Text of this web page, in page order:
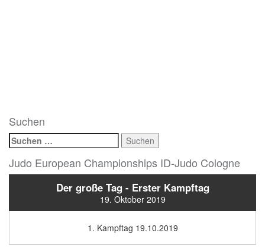
Suchen
Suchen
nach:
Judo European Championships ID-Judo Cologne
Der große Tag - Erster Kampftag
19. Oktober 2019
1. Kampftag 19.10.2019